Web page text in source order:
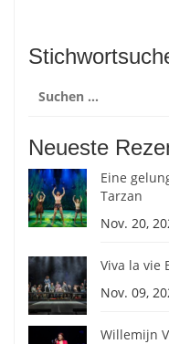
nach:
Neueste
Eine
Tarzan
Nov. 20,
Viva la vie
Nov. 09,
Willemijn